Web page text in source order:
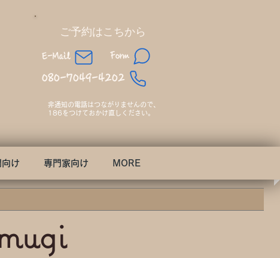
080-7049-4202
​ご予約はこちから
E-Mail Form
非通知の電話はつながりませんので、​
186をつけておかけ直しください。
け 専門家向け MORE